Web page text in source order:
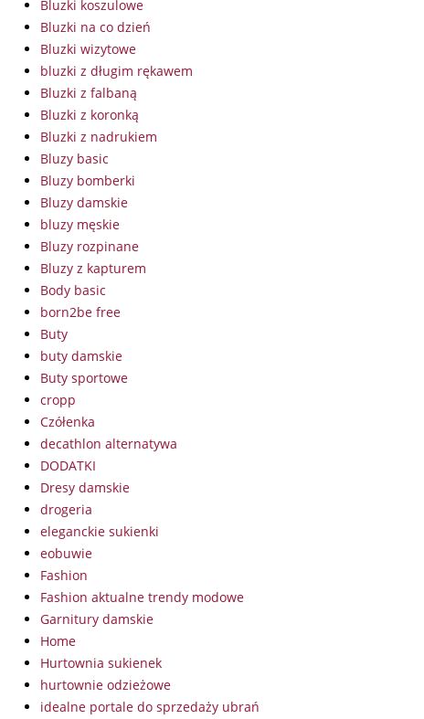
Bluzki koszulowe
Bluzki na co dzień
Bluzki wizytowe
bluzki z długim rękawem
Bluzki z falbaną
Bluzki z koronką
Bluzki z nadrukiem
Bluzy basic
Bluzy bomberki
Bluzy damskie
bluzy męskie
Bluzy rozpinane
Bluzy z kapturem
Body basic
born2be free
Buty
buty damskie
Buty sportowe
cropp
Czółenka
decathlon alternatywa
DODATKI
Dresy damskie
drogeria
eleganckie sukienki
eobuwie
Fashion
Fashion aktualne trendy modowe
Garnitury damskie
Home
Hurtownia sukienek
hurtownie odzieżowe
idealne portale do sprzedaży ubrań